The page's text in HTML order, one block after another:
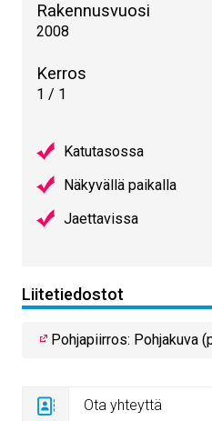
Rakennusvuosi
2008
Kerros
1 / 1
Katutasossa
Näkyvällä paikalla
Jaettavissa
Liitetiedostot
Pohjapiirros: Pohjakuva
Ota yhteyttä